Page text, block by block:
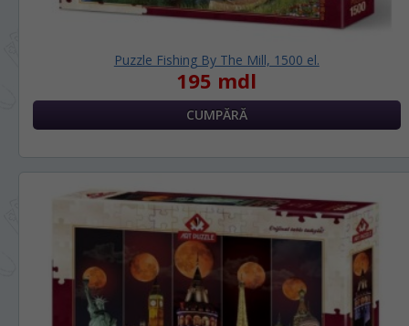
Puzzle Fishing By The Mill, 1500 el.
195 mdl